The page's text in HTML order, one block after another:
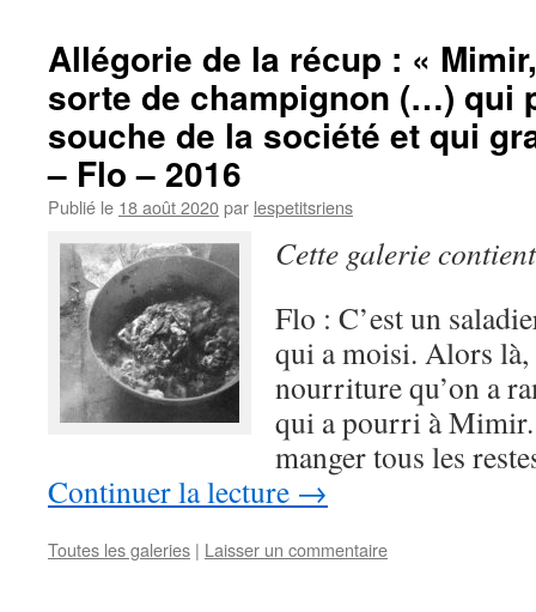
Allégorie de la récup : «
sorte de champignon (…) qui
souche de la société et qui
– Flo – 2016
Publié le 18 août 2020par lespetitsriens
Cette galerie
Flo : C’est un
qui a moisi. Alors là,
nourriture qu’on a
qui a pourri à Mimir.
manger tous les
Continuer la lecture →
Toutes les galeries | Laisser un commentaire